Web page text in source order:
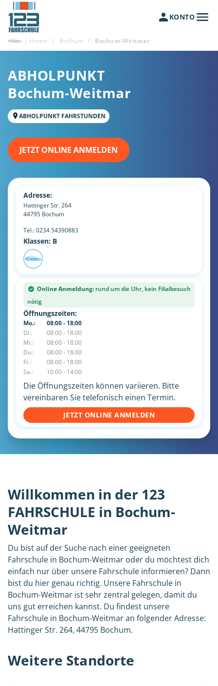
KONTO
/ Home / Bochum / Bochum-Weitmar
ABHOLPUNKT
Bochum-Weitmar
ABHOLPUNKT FAHRSTUNDEN
JETZT ONLINE ANMELDEN
Adresse:
Hattinger Str. 264
44795 Bochum
Tel.:0234 54390883
Klassen: B
Online Anmeldung: rund um die Uhr, kein Filialbesuch
nötig
Öffnungszeiten:
Mo.:
08:00 - 18:00
Di.:
08:00 - 18:00
Mi.:
08:00 - 18:00
Do.:
08:00 - 18:00
Fr.:
08:00 - 18:00
Sa.:
10:00 - 14:00
Die Öffnungszeiten können variieren. Bitte
vereinbaren Sie telefonisch einen Termin.
JETZT ONLINE ANMELDEN
Willkommen in der 123
FAHRSCHULE in Bochum-
Weitmar
Du bist auf der Suche nach einer geeigneten
Fahrschule in Bochum-Weitmar oder du möchtest dich
einfach nur über unsere Fahrschule informieren? Dann
bist du hier genau richtig. Unsere Fahrschule in
Bochum-Weitmar ist sehr zentral gelegen, damit du
uns gut erreichen kannst. Du findest unsere
Fahrschule in Bochum-Weitmar an folgender Adresse:
Hattinger Str. 264, 44795 Bochum.
Weitere Standorte